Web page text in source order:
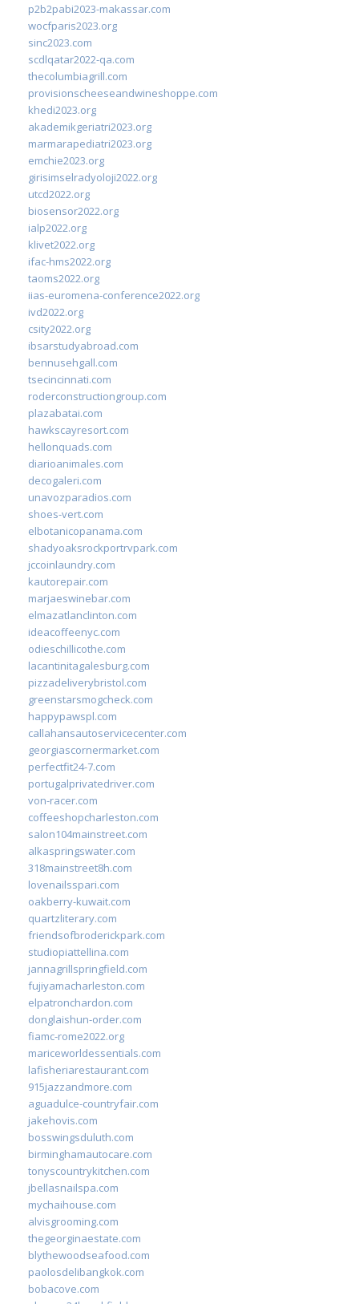
p2b2pabi2023-makassar.com
wocfparis2023.org
sinc2023.com
scdlqatar2022-qa.com
thecolumbiagrill.com
provisionscheeseandwineshoppe.com
khedi2023.org
akademikgeriatri2023.org
marmarapediatri2023.org
emchie2023.org
girisimselradyoloji2022.org
utcd2022.org
biosensor2022.org
ialp2022.org
klivet2022.org
ifac-hms2022.org
taoms2022.org
iias-euromena-conference2022.org
ivd2022.org
csity2022.org
ibsarstudyabroad.com
bennusehgall.com
tsecincinnati.com
roderconstructiongroup.com
plazabatai.com
hawkscayresort.com
hellonquads.com
diarioanimales.com
decogaleri.com
unavozparadios.com
shoes-vert.com
elbotanicopanama.com
shadyoaksrockportrvpark.com
jccoinlaundry.com
kautorepair.com
marjaeswinebar.com
elmazatlanclinton.com
ideacoffeenyc.com
odieschillicothe.com
lacantinitagalesburg.com
pizzadeliverybristol.com
greenstarsmogcheck.com
happypawspl.com
callahansautoservicecenter.com
georgiascornermarket.com
perfectfit24-7.com
portugalprivatedriver.com
von-racer.com
coffeeshopcharleston.com
salon104mainstreet.com
alkaspringswater.com
318mainstreet8h.com
lovenailsspari.com
oakberry-kuwait.com
quartzliterary.com
friendsofbroderickpark.com
studiopiattellina.com
jannagrillspringfield.com
fujiyamacharleston.com
elpatronchardon.com
donglaishun-order.com
fiamc-rome2022.org
mariceworldessentials.com
lafisheriarestaurant.com
915jazzandmore.com
aguadulce-countryfair.com
jakehovis.com
bosswingsduluth.com
birminghamautocare.com
tonyscountrykitchen.com
jbellasnailspa.com
mychaihouse.com
alvisgrooming.com
thegeorginaestate.com
blythewoodseafood.com
paolosdelibangkok.com
bobacove.com